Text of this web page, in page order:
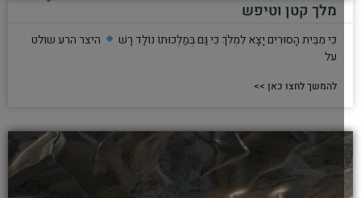
מלך קטן וטיפש
כִּי מִבֵּית הָסוּרִים יָצָא לִמְלֹךְ כִּי גַּם בְּמַלְכוּתוֹ נוֹלַד רָשׁ
היצר הרע שולט
להמשך לחצו כאן >>